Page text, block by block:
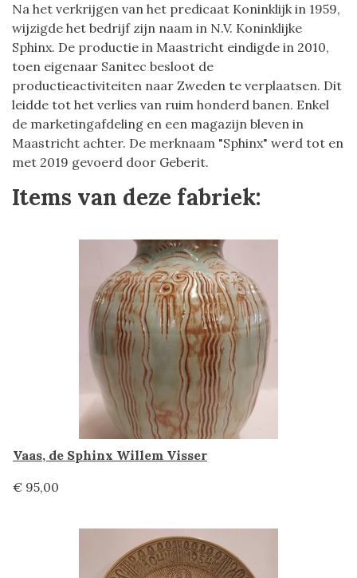
Na het verkrijgen van het predicaat Koninklijk in 1959,
wijzigde het bedrijf zijn naam in N.V. Koninklijke
Sphinx. De productie in Maastricht eindigde in 2010,
toen eigenaar Sanitec besloot de
productieactiviteiten naar Zweden te verplaatsen. Dit
leidde tot het verlies van ruim honderd banen. Enkel
de marketingafdeling en een magazijn bleven in
Maastricht achter. De merknaam "Sphinx" werd tot en
met 2019 gevoerd door Geberit.
Items van deze fabriek:
Vaas, de Sphinx Willem Visser
€ 95,00